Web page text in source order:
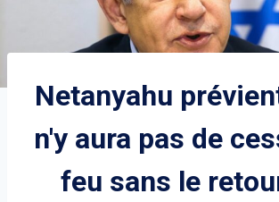
Netanyahu
n'y aura pas de
feu sans le